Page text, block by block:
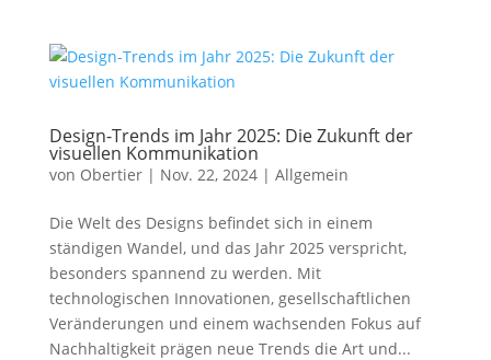
Design-Trends im Jahr 2025: Die Zukunft der
visuellen Kommunikation
von Obertier| Nov. 22, 2024| Allgemein
Die Welt des Designs befindet sich in einem
ständigen Wandel, und das Jahr 2025 verspricht,
besonders spannend zu werden. Mit
technologischen Innovationen, gesellschaftlichen
Veränderungen und einem wachsenden Fokus auf
Nachhaltigkeit prägen neue Trends die Art und...